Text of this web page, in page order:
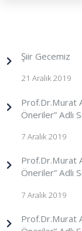
Şiir Gecemiz
21 Aralık 2019
Prof.Dr.Murat
Öneriler” Adlı
7 Aralık 2019
Prof.Dr.Murat
Öneriler” Adlı
7 Aralık 2019
Prof.Dr.Murat